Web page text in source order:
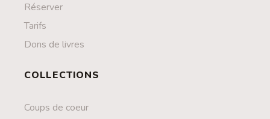
Réserver
Tarifs
Dons de livres
COLLECTIONS
Coups de coeur